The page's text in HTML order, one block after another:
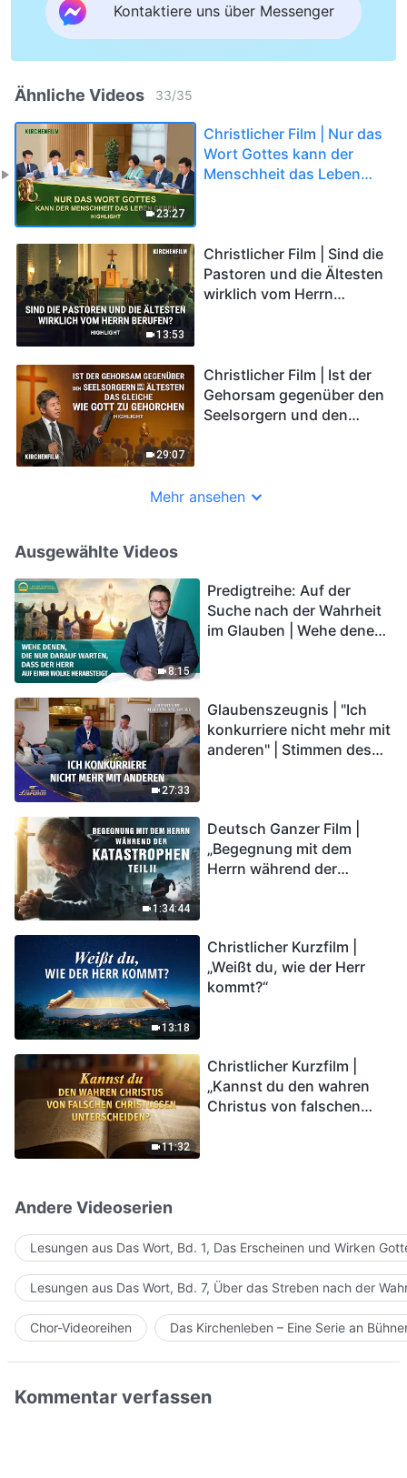
Kontaktiere uns über Messenger
Ähnliche Videos 33/35
23:27
Christlicher Film | Nur das
Wort Gottes kann der
Menschheit das Leben
13:53
Christlicher Film | Sind die
Pastoren und die Ältesten
wirklich vom Herrn
29:07
Christlicher Film | Ist der
Gehorsam gegenüber den
Seelsorgern und den
Mehr ansehen
Ausgewählte Videos
8:15
Predigtreihe: Auf der
Suche nach der Wahrheit
im Glauben | Wehe denen,
27:33
Glaubenszeugnis | "Ich
konkurriere nicht mehr mit
anderen" | Stimmen des
1:34:44
Deutsch Ganzer Film |
„Begegnung mit dem
Herrn während der
in das Königreich Gottes
eintreten?
13:18
Christlicher Kurzfilm |
„Weißt du, wie der Herr
kommt?“
11:32
Christlicher Kurzfilm |
„Kannst du den wahren
Christus von falschen
Andere Videoserien
Lesungen aus Das Wort, Bd. 1, Das Erscheinen und Wirken
Lesungen aus Das Wort, Bd. 7, Über das Streben nach der
Chor-Videoreihen Das Kirchenleben – Eine Serie an
Kommentar verfassen